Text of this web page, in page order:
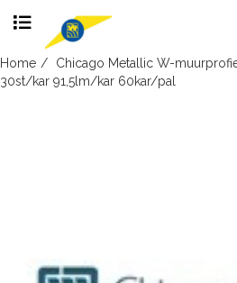
Skip
to
Home
Chicago Metallic W-
30st/kar 91,5lm/kar 60kar/pal